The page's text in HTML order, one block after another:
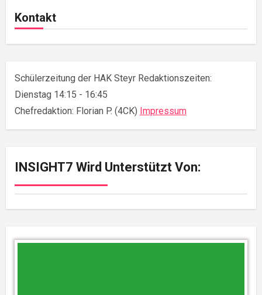
Kontakt
Schülerzeitung der HAK Steyr Redaktionszeiten:
Dienstag 14:15 - 16:45
Chefredaktion: Florian P. (4CK) Impressum
INSIGHT7 Wird Unterstützt Von: